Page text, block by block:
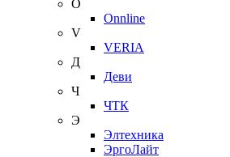
O
Onnline
V
VERIA
Д
Деви
Ч
ЧТК
Э
Элтехника
ЭргоЛайт